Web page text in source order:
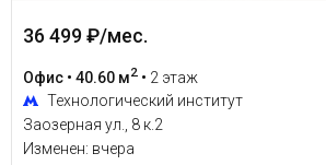
36 499 ₽/мес.
Офис • 40.60 м2 • 2 этаж
Технологический институт
Заозерная ул., 8 к.2
Изменен: вчера